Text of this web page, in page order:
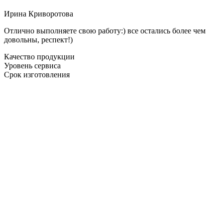
Ирина Криворотова
Отлично выполняете свою работу:) все остались более чем
довольны, респект!)
Качество продукции
Уровень сервиса
Срок изготовления